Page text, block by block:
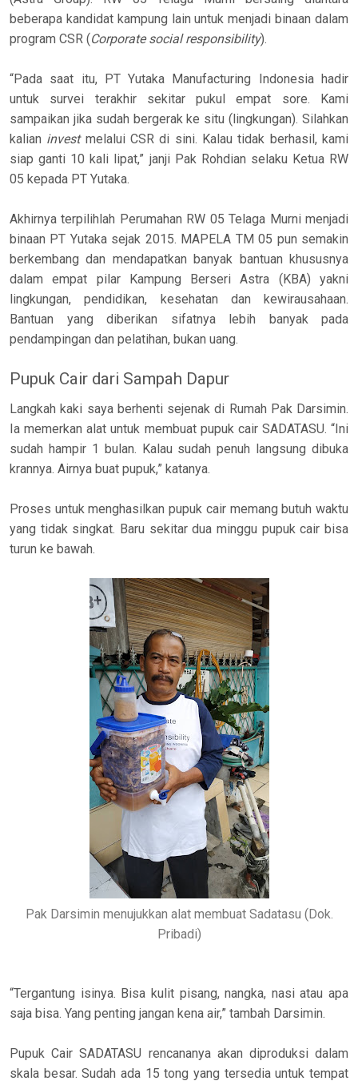
beberapa kandidat kampung lain untuk menjadi binaan dalam
program CSR (Corporate social responsibility).
“Pada saat itu, PT Yutaka Manufacturing Indonesia hadir
untuk survei terakhir sekitar pukul empat sore. Kami
sampaikan jika sudah bergerak ke situ (lingkungan). Silahkan
kalian investmelalui CSR di sini. Kalau tidak berhasil, kami
siap ganti 10 kali lipat,” janji Pak Rohdian selaku Ketua RW
05 kepada PT Yutaka.
Akhirnya terpilihlah Perumahan RW 05 Telaga Murni menjadi
binaan PT Yutaka sejak 2015. MAPELA TM 05 pun semakin
berkembang dan mendapatkan banyak bantuan khususnya
dalam empat pilar Kampung Berseri Astra (KBA) yakni
lingkungan, pendidikan, kesehatan dan kewirausahaan.
Bantuan yang diberikan sifatnya lebih banyak pada
pendampingan dan pelatihan, bukan uang.
Pupuk Cair dari Sampah Dapur
Langkah kaki saya berhenti sejenak di Rumah Pak Darsimin.
Ia memerkan alat untuk membuat pupuk cair SADATASU. “Ini
sudah hampir 1 bulan. Kalau sudah penuh langsung dibuka
krannya. Airnya buat pupuk,” katanya.
Proses untuk menghasilkan pupuk cair memang butuh waktu
yang tidak singkat. Baru sekitar dua minggu pupuk cair bisa
turun ke bawah.
Pak Darsimin menujukkan alat membuat Sadatasu (Dok.
Pribadi)
“Tergantung isinya. Bisa kulit pisang, nangka, nasi atau apa
saja bisa. Yang penting jangan kena air,” tambah Darsimin.
Pupuk Cair SADATASU rencananya akan diproduksi dalam
skala besar. Sudah ada 15 tong yang tersedia untuk tempat